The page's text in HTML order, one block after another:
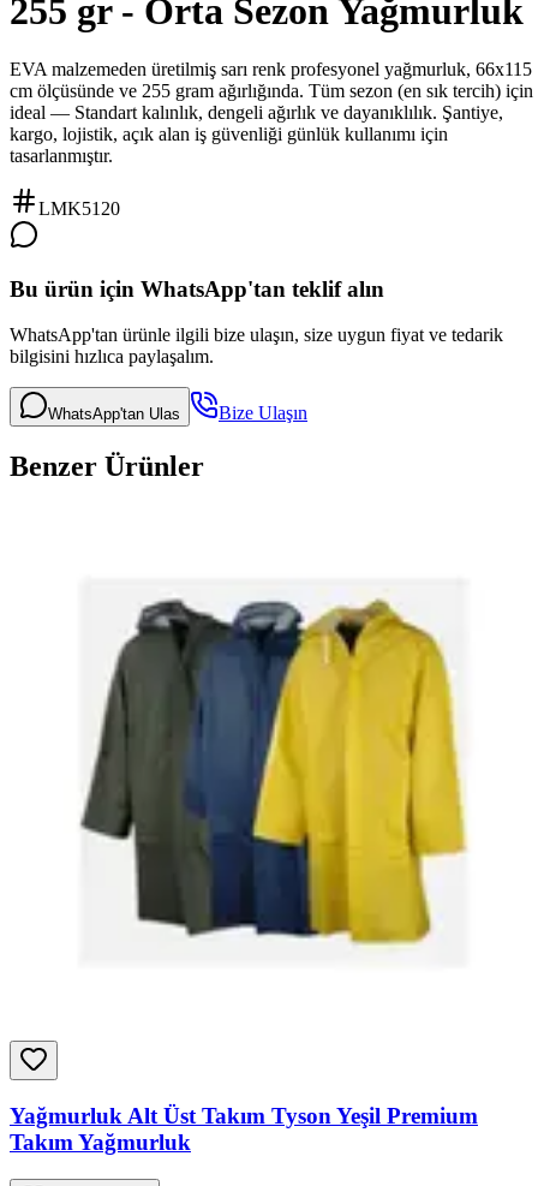
255 gr - Orta Sezon Yağmurluk
EVA malzemeden üretilmiş sarı renk profesyonel yağmurluk, 66x115
cm ölçüsünde ve 255 gram ağırlığında. Tüm sezon (en sık tercih) için
ideal — Standart kalınlık, dengeli ağırlık ve dayanıklılık. Şantiye,
kargo, lojistik, açık alan iş güvenliği günlük kullanımı için
tasarlanmıştır.
LMK5120
Bu ürün için WhatsApp'tan teklif alın
WhatsApp'tan ürünle ilgili bize ulaşın, size uygun fiyat ve tedarik
bilgisini hızlıca paylaşalım.
WhatsApp'tan Ulas Bize Ulaşın
Benzer Ürünler
Yağmurluk Alt Üst Takım Tyson Yeşil Premium
Takım Yağmurluk